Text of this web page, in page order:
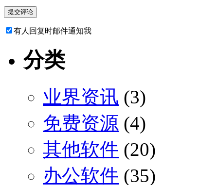
有人回复时邮件通知我
分类
业界资讯 (3)
免费资源 (4)
其他软件 (20)
办公软件 (35)